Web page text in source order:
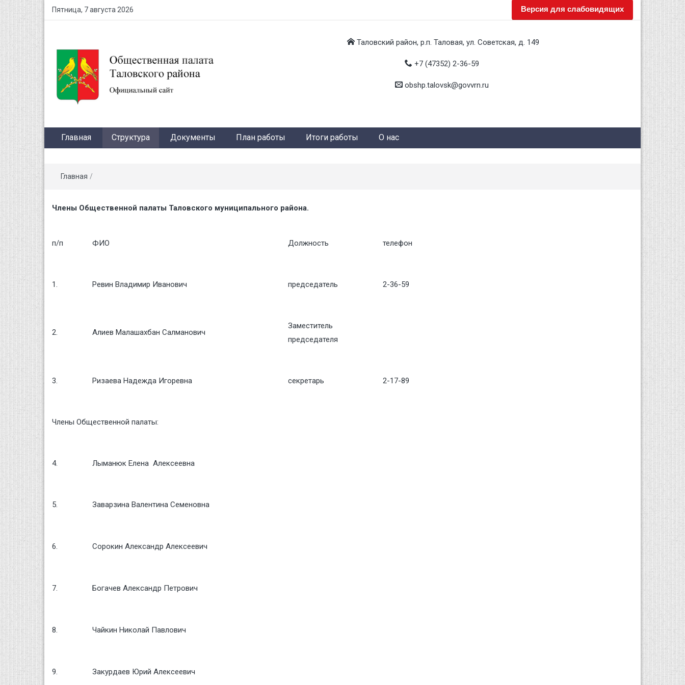
Пятница, 7 августа 2026 Версия для слабовидящих
Таловский район, р.п. Таловая, ул. Советская, д. 149
+7 (47352) 2-36-59
obshp.talovsk@govvrn.ru
Главная Структура Документы План работы Итоги работы О нас
Главная /
Члены Общественной палаты Таловского муниципального района.
п/п ФИО Должность телефон
1. Ревин Владимир Иванович председатель 2-36-59
2. Алиев Малашахбан Салманович
Заместитель
председателя
3. Ризаева Надежда Игоревна секретарь 2-17-89
Члены Общественной палаты:
4. Лыманюк Елена Алексеевна
5. Заварзина Валентина Семеновна
6. Сорокин Александр Алексеевич
7. Богачев Александр Петрович
8. Чайкин Николай Павлович
9. Закурдаев Юрий Алексеевич